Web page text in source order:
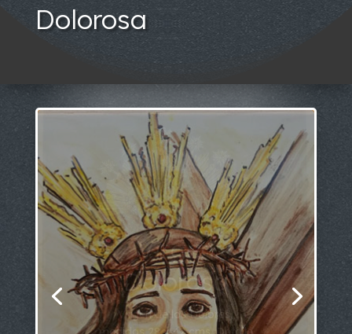
Dolorosa
Semana
Santa
Llega la Semana Santa de
pasión, de devoción por
nuestras queridas imágenes,
en cada sitio una veneración: